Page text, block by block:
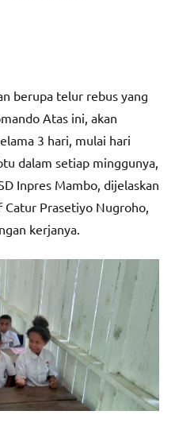
berupa telur rebus yang
Atas ini, akan
3 hari, mulai hari
dalam setiap minggunya,
Inpres Mambo, dijelaskan
Prasetiyo Nugroho,
kerjanya.